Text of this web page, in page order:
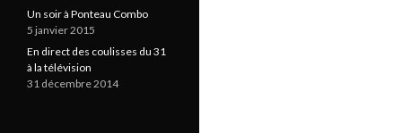
Un soir à Ponteau Combo
5 janvier 2015
En direct des coulisses du 31
à la télévision
31 décembre 2014